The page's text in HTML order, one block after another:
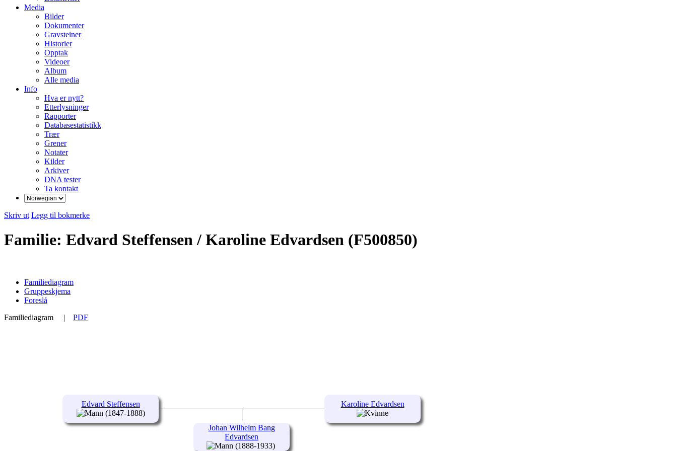
Media
Bilder
Dokumenter
Gravsteiner
Historier
Opptak
Videoer
Album
Alle media
Info
Hva er nytt?
Etterlysninger
Rapporter
Databasestatistikk
Trær
Grener
Notater
Kilder
Arkiver
DNA tester
Ta kontakt
Skriv ut Legg til bokmerke
Familie: Edvard Steffensen / Karoline Edvardsen (F500850)
Familiediagram
Gruppeskjema
Foreslå
Familiediagram
| PDF
Edvard Steffensen
(1847-1888)
Karoline Edvardsen
Johan Wilhelm Bang
Edvardsen
(1888-1933)